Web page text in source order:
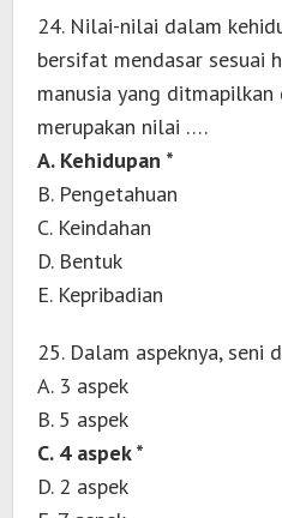
24. Nilai-nilai dalam
bersifat mendasar sesuai
manusia yang
merupakan nilai ….
A. Kehidupan *
B. Pengetahuan
C. Keindahan
D. Bentuk
E. Kepribadian
25. Dalam aspeknya, seni
A. 3 aspek
B. 5 aspek
C. 4 aspek *
D. 2 aspek